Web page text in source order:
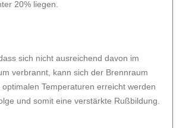
20% liegen.
sich nicht ausreichend davon im
verbrannt, kann sich der Brennraum
Temperaturen erreicht werden
und somit eine verstärkte Rußbildung.